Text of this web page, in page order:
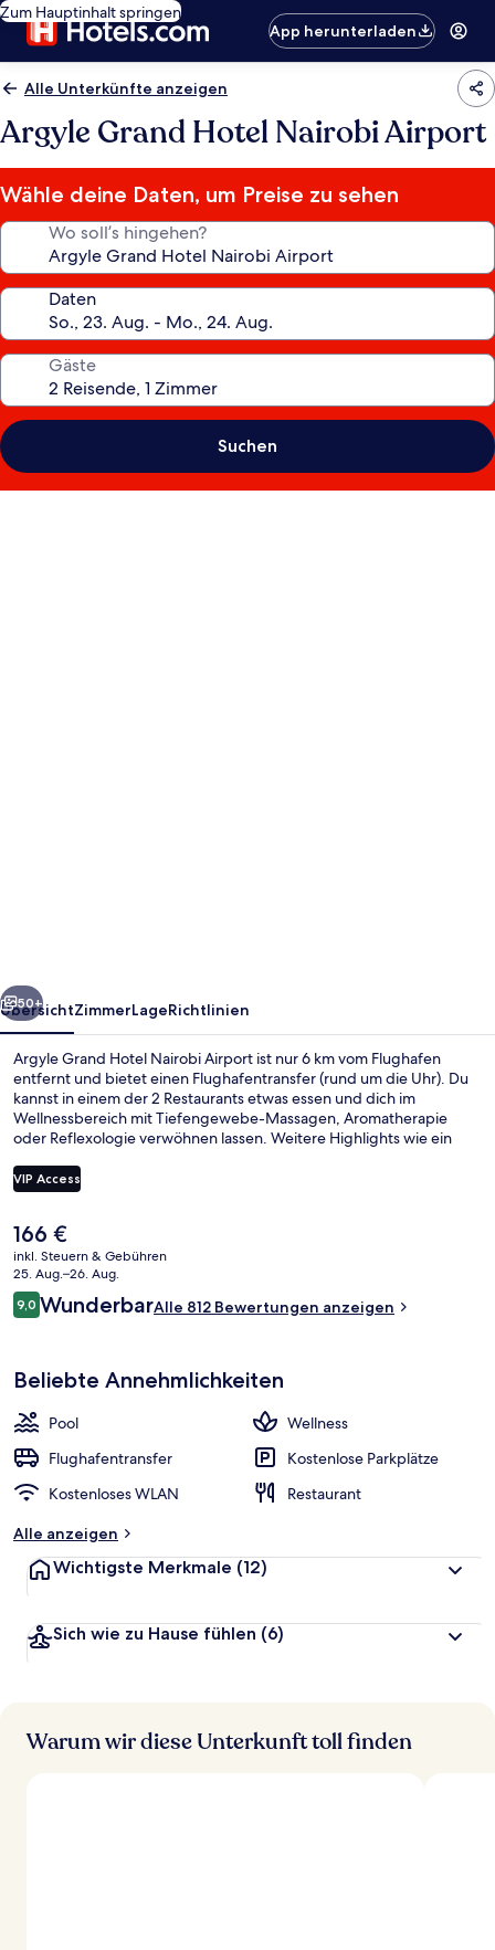
Zum Hauptinhalt springen
App herunterladen
Alle Unterkünfte anzeigen
Argyle Grand Hotel Nairobi Airport
Wähle deine Daten, um Preise zu sehen
Wo soll’s hingehen?
Daten
Gäste
Suchen
Weiter
50+
ÜbersichtZimmerLageRichtlinien
Argyle Grand Hotel Nairobi Airport ist nur 6 km vom Flughafen
entfernt und bietet einen Flughafentransfer (rund um die Uhr). Du
kannst in einem der 2 Restaurants etwas essen und dich im
Wellnessbereich mit Tiefengewebe-Massagen, Aromatherapie
oder Reflexologie verwöhnen lassen. Weitere Highlights wie ein
dieses Hotel im luxuriösen Stil. Andere Reisende lieben das
hilfsbereite Personal.
VIP Access
Der
aktuelle
Preis
beträgt
166 €.
166 €
inkl. Steuern & Gebühren
25. Aug.–26. Aug.
Bewertungen
9,09,0 von 10.
WunderbarAlle 812 Bewertungen anzeigen
Beliebte Annehmlichkeiten
Pool
Wellness
Flughafentransfer
Kostenlose Parkplätze
Kostenloses WLAN
Restaurant
Alle anzeigen
Wichtigste Merkmale (12)
Sich wie zu Hause fühlen (6)
Warum wir diese Unterkunft toll finden